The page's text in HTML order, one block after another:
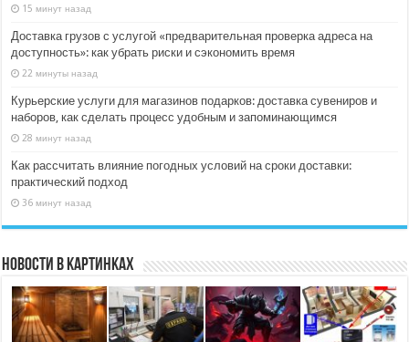
15 минут назад
Доставка грузов с услугой «предварительная проверка адреса на
доступность»: как убрать риски и сэкономить время
22 минуты назад
Курьерские услуги для магазинов подарков: доставка сувениров и
наборов, как сделать процесс удобным и запоминающимся
28 минут назад
Как рассчитать влияние погодных условий на сроки доставки:
практический подход
36 минут назад
Новости в картинках